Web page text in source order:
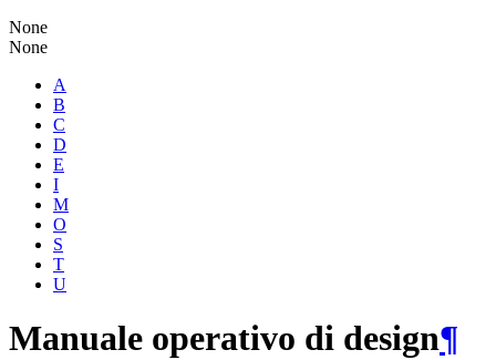
None
None
A
B
C
D
E
I
M
O
S
T
U
Manuale operativo di design¶